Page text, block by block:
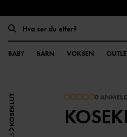
BABY BARN VOKSEN
KOSEKLUT 0